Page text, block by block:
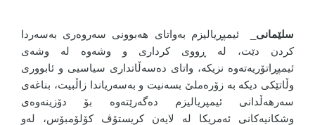
سلێمانی _ ئیمپڕیالیزم بەواتای هەبوونی سەروەری بەسەردا
کردن دێت، لە ڕووی کرداری و وشەوە لە وشەی
ئیمپڕاتۆریەتەوە نزیکە، واتای دەسەڵاتداری سیاسیی و ئابووری
وڵاتێکی دیکە بە زۆرەملێ بسەنیت و بەسەریاندا زاڵبیت، بناغەی
سەرھەڵدانی ئیمپریالیزم دەگەرێتەوە بۆ دۆزینەوەی
وشکانیەکانی ئەمریکا لە لایەن کریستۆڤ کۆلۆمبۆس، لەو